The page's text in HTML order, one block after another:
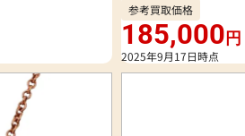
参考買取価格
185,000円
2025年9月17日時点